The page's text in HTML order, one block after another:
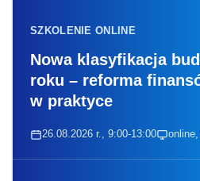
SZKOLENIE ONLINE
Nowa klasyfikacja
roku – reforma
w praktyce
26.08.2026 r., 9:00-13:00